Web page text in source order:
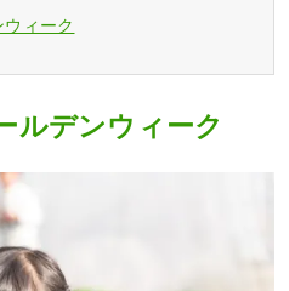
ィーク
ルデンウィーク